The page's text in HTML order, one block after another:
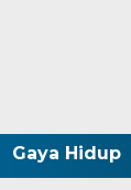
Gaya Hidup